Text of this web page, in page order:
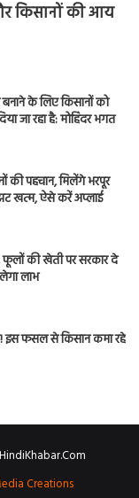
किसानों की आय
के लिए किसानों को
जा रहा है: मोहिंदर भगत
की पहचान, मिलेंगे भरपूर
खत्म, ऐसे करें अप्लाई
की खेती पर सरकार दे
लाभ
इस फसल से किसान कमा रहे
Creations